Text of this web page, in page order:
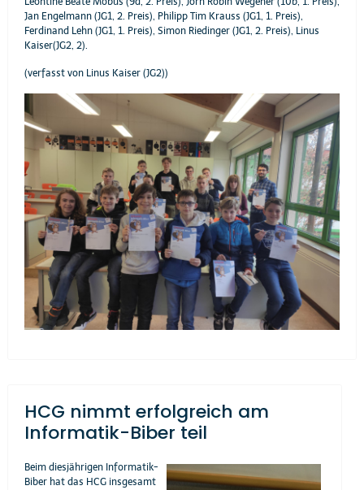
Jan Engelmann (JG1, 2. Preis), Philipp Tim Krauss (JG1, 1. Preis),
Ferdinand Lehn (JG1, 1. Preis), Simon Riedinger (JG1, 2. Preis), Linus
Kaiser(JG2, 2).
(verfasst von Linus Kaiser (JG2))
HCG nimmt erfolgreich am
Informatik-Biber teil
Beim diesjährigen Informatik-
Biber hat das HCG insgesamt